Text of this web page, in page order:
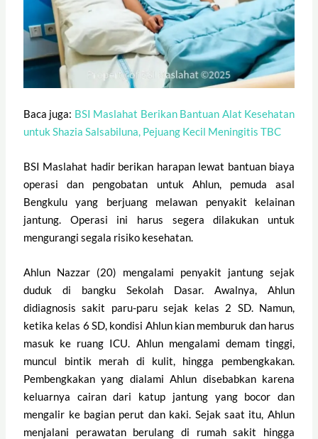
Baca juga: BSI Maslahat Berikan Bantuan Alat Kesehatan
untuk Shazia Salsabiluna, Pejuang Kecil Meningitis TBC
BSI Maslahat hadir berikan harapan lewat bantuan biaya
operasi dan pengobatan untuk Ahlun, pemuda asal
Bengkulu yang berjuang melawan penyakit kelainan
jantung. Operasi ini harus segera dilakukan untuk
mengurangi segala risiko kesehatan.
Ahlun Nazzar (20) mengalami penyakit jantung sejak
duduk di bangku Sekolah Dasar. Awalnya, Ahlun
didiagnosis sakit paru-paru sejak kelas 2 SD. Namun,
ketika kelas 6 SD, kondisi Ahlun kian memburuk dan harus
masuk ke ruang ICU. Ahlun mengalami demam tinggi,
muncul bintik merah di kulit, hingga pembengkakan.
Pembengkakan yang dialami Ahlun disebabkan karena
keluarnya cairan dari katup jantung yang bocor dan
mengalir ke bagian perut dan kaki. Sejak saat itu, Ahlun
menjalani perawatan berulang di rumah sakit hingga